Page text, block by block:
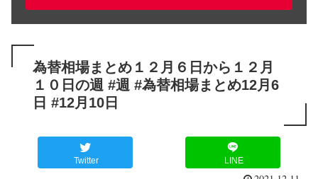
為替相場まとめ１２月６日から１２月
１０日の週 #週 #為替相場まとめ12月6
日 #12月10日
Twitter LINE